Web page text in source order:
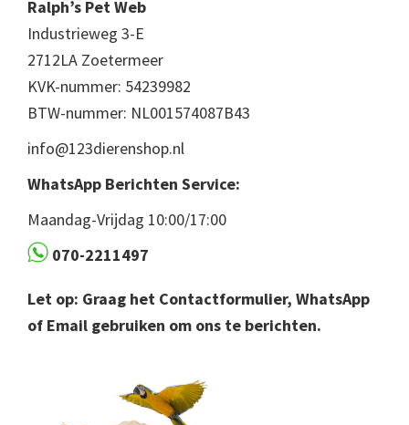
Ralph’s Pet Web
Industrieweg 3-E
2712LA Zoetermeer
KVK-nummer: 54239982
BTW-nummer: NL001574087B43
info@123dierenshop.nl
WhatsApp Berichten Service:
Maandag-Vrijdag 10:00/17:00
070-2211497
Let op: Graag het Contactformulier, WhatsApp
of Email gebruiken om ons te berichten.